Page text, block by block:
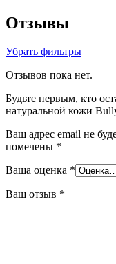
Отзывы
Убрать фильтры
Отзывов пока нет.
Будьте первым, кто
натуральной кожи
Ваш адрес email не
помечены *
Ваша оценка *
Ваш отзыв *